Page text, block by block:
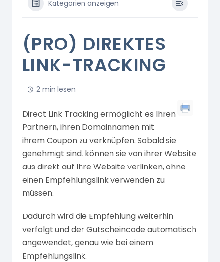
Kategorien anzeigen
(PRO) DIREKTES
LINK-TRACKING
2 min lesen
Direct Link Tracking ermöglicht es Ihren
Partnern, ihren Domainnamen mit
ihrem Coupon zu verknüpfen. Sobald sie
genehmigt sind, können sie von ihrer Website
aus direkt auf Ihre Website verlinken, ohne
einen Empfehlungslink verwenden zu
müssen.
Dadurch wird die Empfehlung weiterhin
verfolgt und der Gutscheincode automatisch
angewendet, genau wie bei einem
Empfehlungslink.